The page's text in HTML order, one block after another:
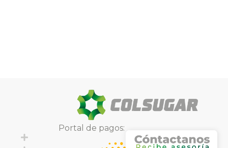
Expand
Portal de pagos: